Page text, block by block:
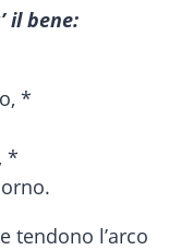
il bene:
*
*
tendono l’arco